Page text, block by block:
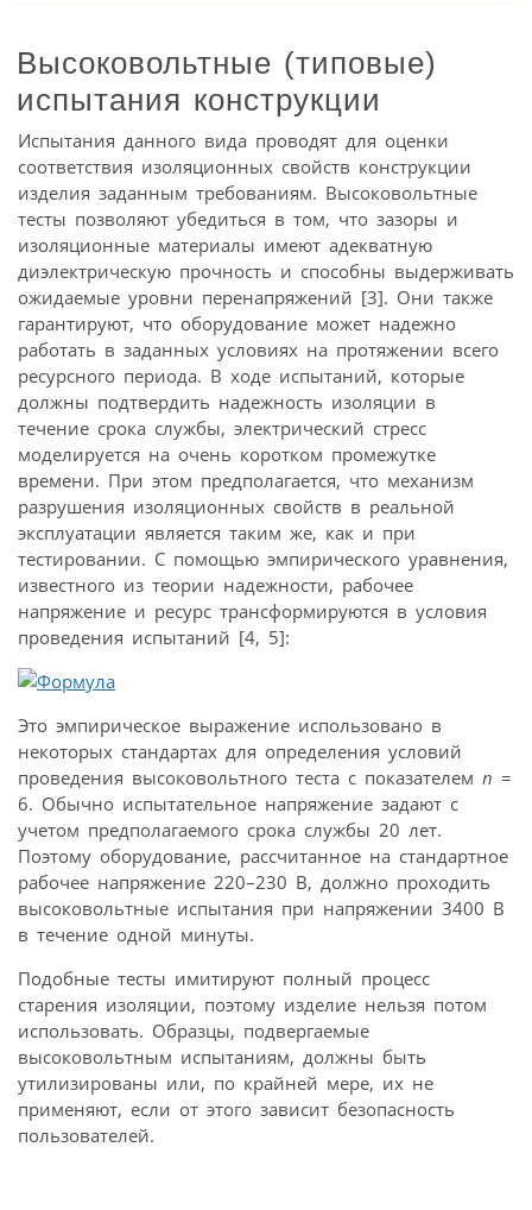
Высоковольтные (типовые)
испытания конструкции
Испытания данного вида проводят для оценки
соответствия изоляционных свойств конструкции
изделия заданным требованиям. Высоковольтные
тесты позволяют убедиться в том, что зазоры и
изоляционные материалы имеют адекватную
диэлектрическую прочность и способны выдерживать
ожидаемые уровни перенапряжений [3]. Они также
гарантируют, что оборудование может надежно
работать в заданных условиях на протяжении всего
ресурсного периода. В ходе испытаний, которые
должны подтвердить надежность изоляции в
течение срока службы, электрический стресс
моделируется на очень коротком промежутке
времени. При этом предполагается, что механизм
разрушения изоляционных свойств в реальной
эксплуатации является таким же, как и при
тестировании. С помощью эмпирического уравнения,
известного из теории надежности, рабочее
напряжение и ресурс трансформируются в условия
проведения испытаний [4, 5]:
Это эмпирическое выражение использовано в
некоторых стандартах для определения условий
проведения высоковольтного теста с показателем n =
6. Обычно испытательное напряжение задают с
учетом предполагаемого срока службы 20 лет.
Поэтому оборудование, рассчитанное на стандартное
рабочее напряжение 220–230 В, должно проходить
высоковольтные испытания при напряжении 3400 В
в течение одной минуты.
Подобные тесты имитируют полный процесс
старения изоляции, поэтому изделие нельзя потом
использовать. Образцы, подвергаемые
высоковольтным испытаниям, должны быть
утилизированы или, по крайней мере, их не
применяют, если от этого зависит безопасность
пользователей.